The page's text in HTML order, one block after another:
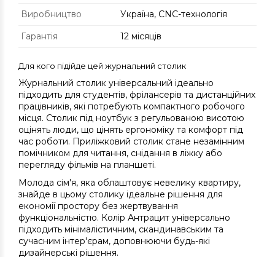
Виробництво
Україна, CNC-технологія
Гарантія
12 місяців
Для кого підійде цей журнальний столик
Журнальний столик універсальний ідеально
підходить для студентів, фрілансерів та дистанційних
працівників, які потребують компактного робочого
місця. Столик під ноутбук з регульованою висотою
оцінять люди, що цінять ергономіку та комфорт під
час роботи. Приліжковий столик стане незамінним
помічником для читання, снідання в ліжку або
перегляду фільмів на планшеті.
Молода сім'я, яка облаштовує невелику квартиру,
знайде в цьому столику ідеальне рішення для
економії простору без жертвування
функціональністю. Колір Антрацит універсально
підходить мінімалістичним, скандинавським та
сучасним інтер'єрам, доповнюючи будь-які
дизайнерські рішення.